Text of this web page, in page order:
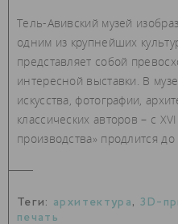
Тель-Авивский музей
одним из крупнейших
представляет собой
интересной выставки. В
искусства, фотографии,
классических авторов – с
производства» продлится
Теги: архитектура , 3D-
печать